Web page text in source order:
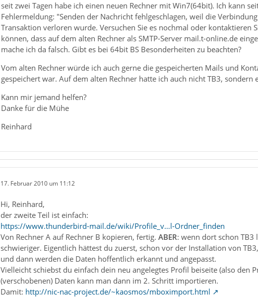
seit zwei Tagen habe ich einen neuen Rechner mit Win7(64bit). Ich kann
Fehlermeldung: "Senden der Nachricht fehlgeschlagen, weil die
Transaktion verloren wurde. Versuchen Sie es nochmal oder
können, dass auf dem alten Rechner als SMTP-Server mail.t-online.de
mache ich da falsch. Gibt es bei 64bit BS Besonderheiten zu beachten?
Vom alten Rechner würde ich auch gerne die gespeicherten Mails und
gespeichert war. Auf dem alten Rechner hatte ich auch nicht TB3,
Kann mir jemand helfen?
Danke für die Mühe
Reinhard
17. Februar 2010 um 11:12
Hi, Reinhard,
der zweite Teil ist einfach:
https://www.thunderbird-mail.de/wiki/Profile_v…l-Ordner_finden
Von Rechner A auf Rechner B kopieren, fertig. ABER: wenn dort schon TB3
schwieriger. Eigentlich hättest du zuerst, schon vor der Installation von
und dann werden die Daten hoffentlich erkannt und angepasst.
Vielleicht schiebst du einfach dein neu angelegtes Profil beiseite (also
(verschobenen) Daten kann man dann im 2. Schritt importieren.
Damit: http://nic-nac-project.de/~kaosmos/mboximport.html